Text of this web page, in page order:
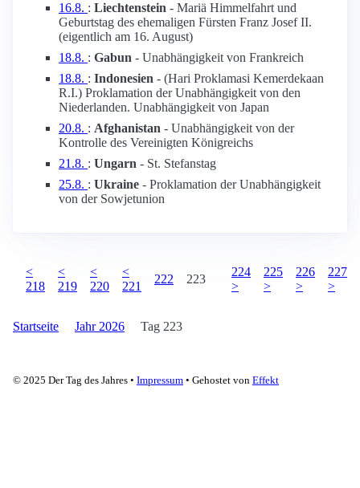
16.8. : Liechtenstein - Mariä Himmelfahrt und
Geburtstag des ehemaligen Fürsten Franz Josef II.
(eigentlich am 16. August)
18.8. : Gabun - Unabhängigkeit von Frankreich
18.8. : Indonesien - (Hari Proklamasi Kemerdekaan
R.I.) Proklamation der Unabhängigkeit von den
Niederlanden. Unabhängigkeit von Japan
20.8. : Afghanistan - Unabhängigkeit von der
Kontrolle des Vereinigten Königreichs
21.8. : Ungarn - St. Stefanstag
25.8. : Ukraine - Proklamation der Unabhängigkeit
von der Sowjetunion
<
218
<
219
<
220
<
221
222 223
224
>
225
>
226
>
227
>
Startseite Jahr 2026 Tag 223
© 2025 Der Tag des Jahres • Impressum • Gehostet von Effekt